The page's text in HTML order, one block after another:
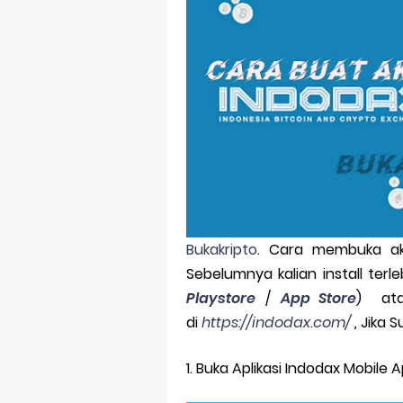
Lighter
Cara Mudah
Mengenal
AltIndeks
PENGU
Cara
Bagaimana
Google Play
Meme Coin
Bukakripto. Cara membuka
Sebelumnya kalian install
Playstore /App Store)
dihttps://indodax.com/, Jika
1. Buka Aplikasi Indodax